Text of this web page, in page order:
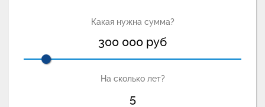
Какая нужна сумма?
300 000 руб
На сколько лет?
5